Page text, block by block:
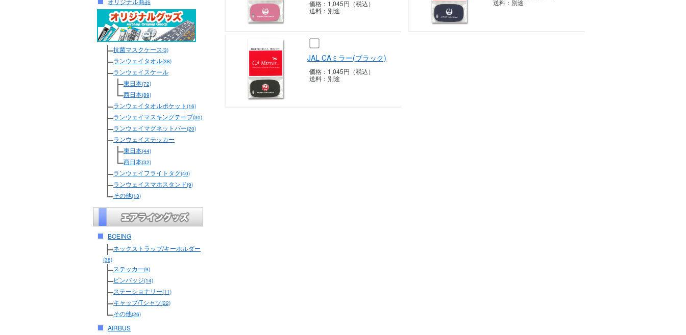
抗菌マスクケース(3)
ランウェイタオル(38)
ランウェイスケール
東日本(72)
西日本(89)
ランウェイタオルポケット (16)
ランウェイマスキングテープ(30)
ランウェイマグネットバー(20)
ランウェイステッカー
東日本(44)
西日本(32)
ランウェイフライトタグ(40)
ランウェイスマホスタンド(9)
その他(13)
BOEING
ネックストラップ/キーホルダー
(38)
ステッカー(9)
ピンバッジ(14)
ステーショナリー(11)
キャップ/Tシャツ(22)
その他(26)
AIRBUS
価格： 1,045円（税込）
送料： 別途
送料： 別途
JAL CAミラー(ブラック)
価格： 1,045円（税込）
送料： 別途